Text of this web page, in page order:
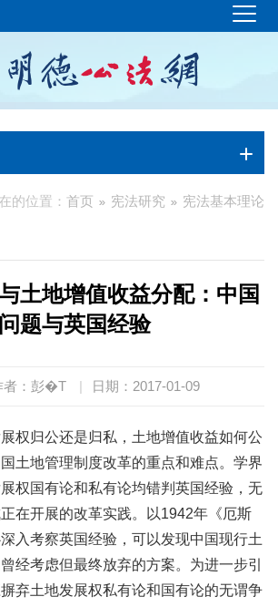
的位置： 首页 宪法研究 宪法基本理论
土地增值收益分配：中国
问题与英国经验
者：彭�T | 日期：2017-01-09
权归公还是归私，土地增值收益如何公
土地管理制度改革的重点和难点。学界
权国有论和私有论均错判英国经验，无
在开展的改革实践。以1942年《厄斯
入考察英国经验，可以发现中国现行土
经考虑但最终放弃的方案。为进一步引
弃土地发展权私有论和国有论的无谓争